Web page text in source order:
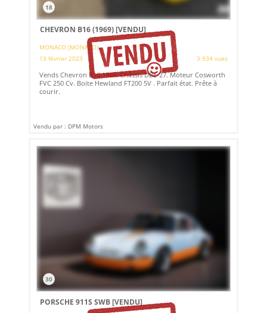
18
CHEVRON B16 (1969)[VENDU]
MONACO (MONACO)
13 février 2023
3 934 vues
Vends Chevron B16 1969. Châssis DBE-27. Moteur Cosworth
FVC 250 Cv. Boite Hewland FT200 5V . Parfait état. Prête à
courir.
Vendu par : DPM Motors
30
PORSCHE 911S SWB[VENDU]